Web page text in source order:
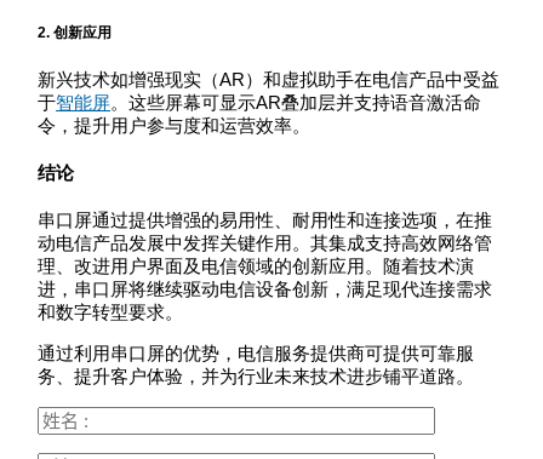
2.创新应用
新兴技术如增强现实（AR）和虚拟助手在电信产品中受益
于智能屏。这些屏幕可显示AR叠加层并支持语音激活命
令，提升用户参与度和运营效率。
结论
串口屏通过提供增强的易用性、耐用性和连接选项，在推
动电信产品发展中发挥关键作用。其集成支持高效网络管
理、改进用户界面及电信领域的创新应用。随着技术演
进，串口屏将继续驱动电信设备创新，满足现代连接需求
和数字转型要求。
通过利用串口屏的优势，电信服务提供商可提供可靠服
务、提升客户体验，并为行业未来技术进步铺平道路。